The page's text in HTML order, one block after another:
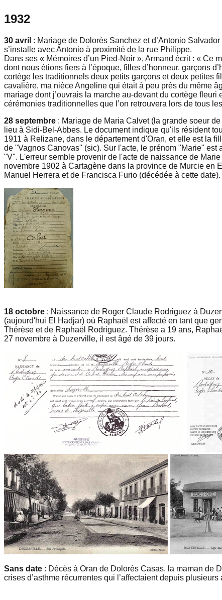
1932
30 avril : Mariage de Dolorès Sanchez et d’Antonio
s’installe avec Antonio à proximité de la rue Philippe.
Dans ses « Mémoires d’un Pied-Noir », Armand écrit : « Ce
dont nous étions fiers à l’époque, filles d’honneur, garçons
cortège les traditionnels deux petits garçons et deux petites
cavalière, ma nièce Angeline qui était à peu près du même
mariage dont j’ouvrais la marche au-devant du cortège fleuri
cérémonies traditionnelles que l’on retrouvera lors de tous
28 septembre : Mariage de Maria Calvet (la grande soeur
lieu à Sidi-Bel-Abbes. Le document indique qu'ils résident
1911 à Relizane, dans le département d'Oran, et elle est la
de "Vagnos Canovas" (sic). Sur l'acte, le prénom "Marie"
"V". L'erreur semble provenir de l'acte de naissance de
novembre 1902 à Cartagène dans la province de Murcie en
Manuel Herrera et de Francisca Furio (décédée à cette date).
18 octobre : Naissance de Roger Claude Rodriguez à
(aujourd'hui El Hadjar) où Raphaël est affecté en tant que
Thérèse et de Raphaël Rodriguez. Thérèse a 19 ans,
27 novembre à Duzerville, il est âgé de 39 jours.
Sans date : Décès à Oran de Dolorès Casas, la maman de
crises d’asthme récurrentes qui l’affectaient depuis plusieurs